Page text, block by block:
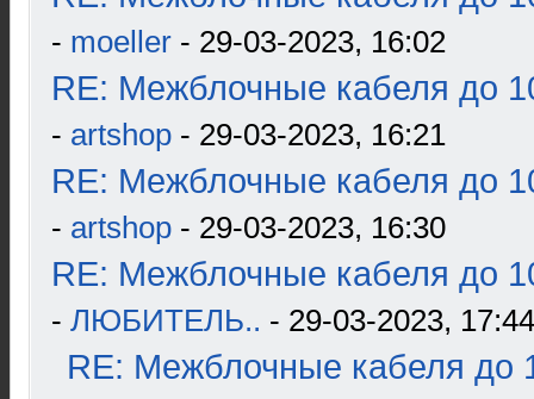
- moeller - 29-03-2023, 16:02
RE: Межблочные кабеля до
- artshop - 29-03-2023, 16:21
RE: Межблочные кабеля до
- artshop - 29-03-2023, 16:30
RE: Межблочные кабеля до
- ЛЮБИТЕЛЬ.. - 29-03-2023, 17:44
RE: Межблочные кабеля до